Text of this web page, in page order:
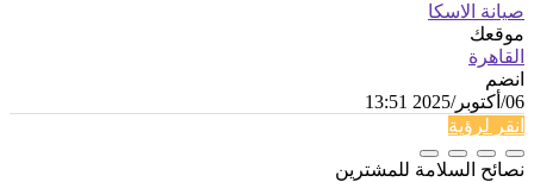
صيانة الاسكا
موقعك
القاهرة
انضم
06/أكتوبر/2025 13:51
انقر لرؤية
نصائح السلامة للمشترين